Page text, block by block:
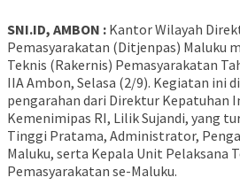
SNI.ID, AMBON : Kantor Wilayah
Pemasyarakatan (Ditjenpas) Maluku
Teknis (Rakernis) Pemasyarakatan
IIA Ambon, Selasa (2/9). Kegiatan ini
pengarahan dari Direktur Kepatuhan
Kemenimipas RI, Lilik Sujandi, yang
Tinggi Pratama, Administrator,
Maluku, serta Kepala Unit Pelaksana
Pemasyarakatan se-Maluku.